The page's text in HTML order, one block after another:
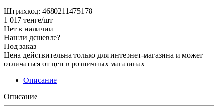
Штрихкод: 4680211475178
1 017 тенге/шт
Нет в наличии
Нашли дешевле?
Под заказ
Цена действительна только для интернет-магазина и может
отличаться от цен в розничных магазинах
Описание
Описание